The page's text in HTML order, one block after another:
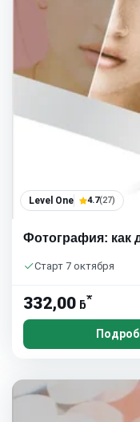
Level One 4.7(27)
Фотография: как
Старт 7 октября
332,00 ƃ*